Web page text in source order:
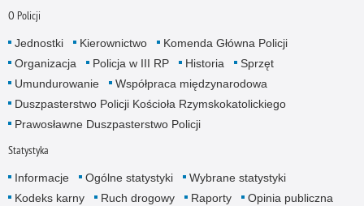
O Policji
Jednostki Kierownictwo
Komenda Główna Policji
Organizacja
Policja w III RP Historia
Sprzęt
Umundurowanie
Współpraca międzynarodowa
Duszpasterstwo Policji Kościoła Rzymskokatolickiego
Prawosławne Duszpasterstwo Policji
Statystyka
Informacje Ogólne statystyki
Wybrane statystyki
Kodeks karny
Ruch drogowy Raporty Opinia publiczna